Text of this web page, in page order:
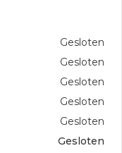
Gesloten
Gesloten
Gesloten
Gesloten
Gesloten
Gesloten